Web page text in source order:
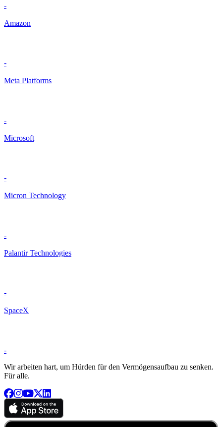
-
Amazon
-
Meta Platforms
-
Microsoft
-
Micron Technology
-
Palantir Technologies
-
SpaceX
-
Wir arbeiten hart, um Hürden für den Vermögensaufbau zu senken.
Für alle.